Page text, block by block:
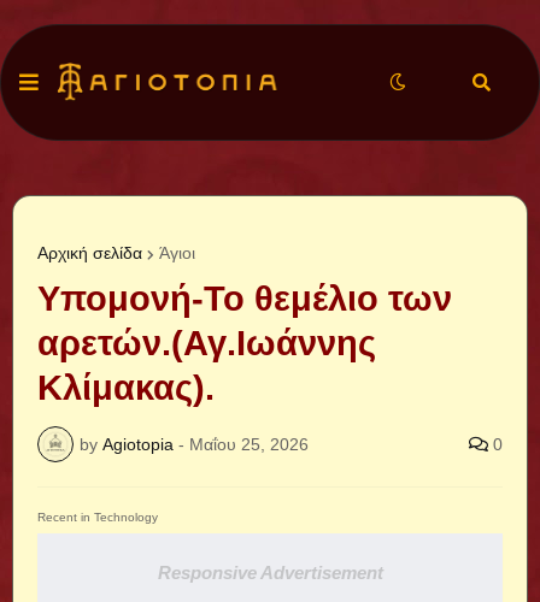
Αρχική σελίδα Άγιοι
Υπομονή-Το θεμέλιο των
αρετών.(Αγ.Ιωάννης
Κλίμακας).
by Agiotopia - Μαΐου 25, 2026 0
Recent in Technology
Responsive Advertisement